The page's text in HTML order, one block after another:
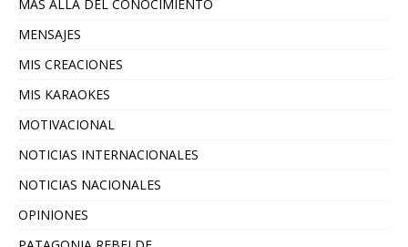
MAS ALLA DEL CONOCIMIENTO
MENSAJES
MIS CREACIONES
MIS KARAOKES
MOTIVACIONAL
NOTICIAS INTERNACIONALES
NOTICIAS NACIONALES
OPINIONES